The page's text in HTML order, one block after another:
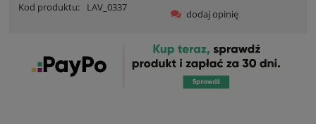
Kod produktu:
LAV_0337
dodaj opinię